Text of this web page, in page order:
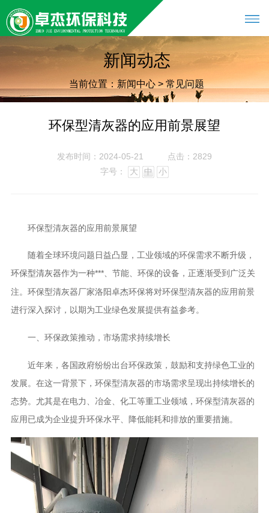
新闻动态
当前位置：新闻中心 >常见问题
环保型清灰器的应用前景展望
发布时间：2024-05-21
点击：2829
字号：
大 中 小
环保型清灰器的应用前景展望
随着全球环境问题日益凸显，工业领域的环保需求不断升级，
环保型清灰器作为一种***、节能、环保的设备，正逐渐受到广泛关
注。 环保型清灰器厂家洛阳卓杰环保将对环保型清灰器的应用前景
进行深入探讨，以期为工业绿色发展提供有益参考。
一、环保政策推动，市场需求持续增长
近年来，各国政府纷纷出台环保政策，鼓励和支持绿色工业的
发展。在这一背景下，环保型清灰器的市场需求呈现出持续增长的
态势。尤其是在电力、冶金、化工等重工业领域，环保型清灰器的
应用已成为企业提升环保水平、降低能耗和排放的重要措施。